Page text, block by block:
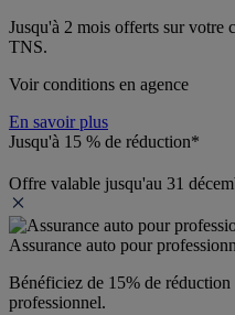
Jusqu'à 2 mois offerts sur votre
TNS.
Voir conditions en agence
En savoir plus
Jusqu'à 15 % de réduction*
Offre valable jusqu'au 31
Assurance auto pour
Bénéficiez de 15% de réduction
professionnel.